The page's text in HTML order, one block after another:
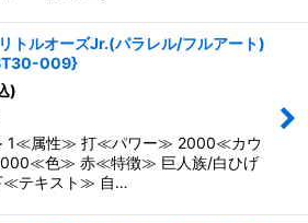
リトルオーズJr.(パラレル/フルアート)
009}
)
1≪属性≫ 打≪パワー≫ 2000≪カウ
色≫ 赤≪特徴≫ 巨人族/白ひげ
≪テキスト≫ 自…